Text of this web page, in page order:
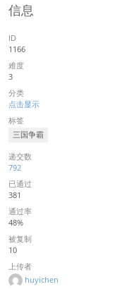
信息
ID
1166
难度
3
分类
点击显示
标签
三国争霸
递交数
792
已通过
381
通过率
48%
被复制
10
上传者
huyichen